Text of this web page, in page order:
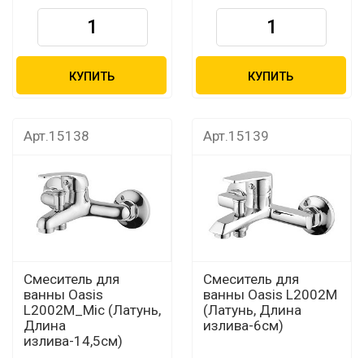
КУПИТЬ КУПИТЬ
Арт.15138
Смеситель для
ванны Oasis
L2002M_Mic (Латунь,
Длина
излива-14,5см)
Арт.15139
Смеситель для
ванны Oasis L2002М
(Латунь, Длина
излива-6см)